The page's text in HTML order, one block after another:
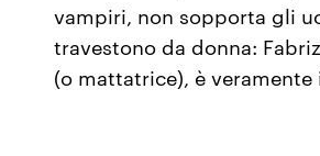
vampiri, non sopporta gli
travestono da donna:
(o mattatrice), è